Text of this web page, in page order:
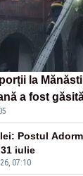
la
a fost
07:10
Postul
iulie